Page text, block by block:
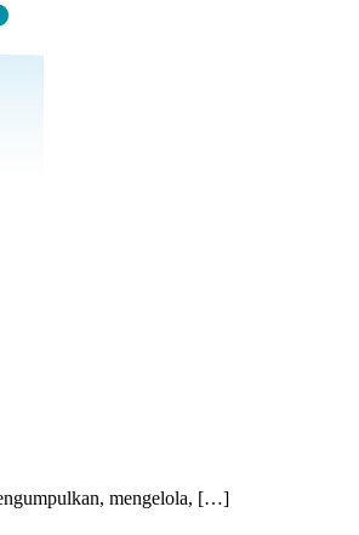
mengelola, […]